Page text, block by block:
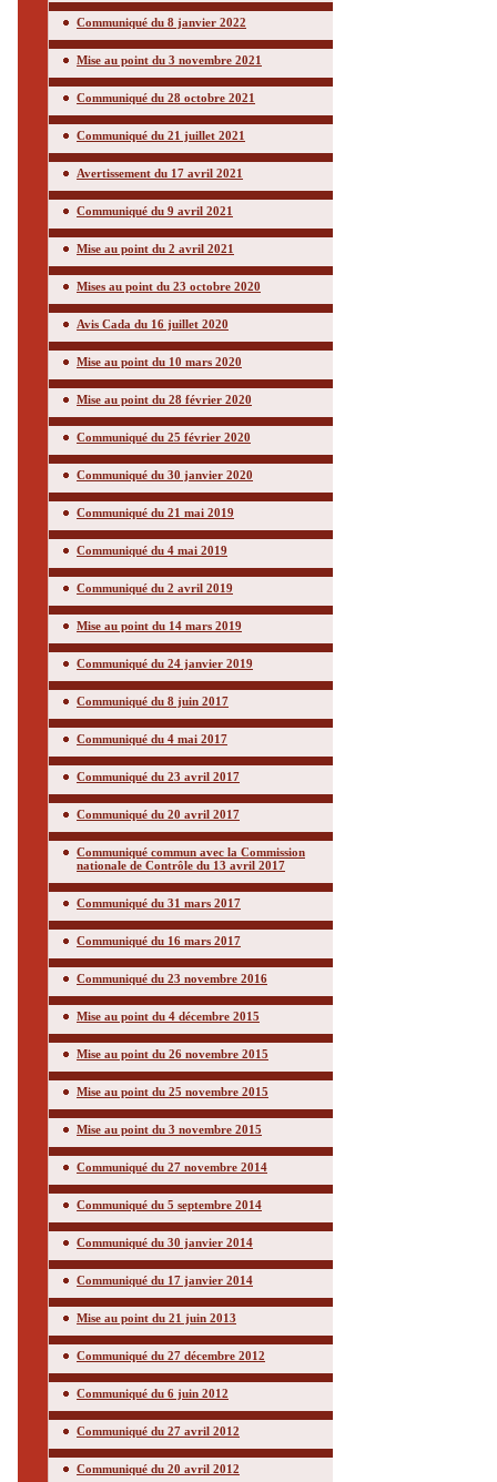
Communiqué du 8 janvier 2022
Mise au point du 3 novembre 2021
Communiqué du 28 octobre 2021
Communiqué du 21 juillet 2021
Avertissement du 17 avril 2021
Communiqué du 9 avril 2021
Mise au point du 2 avril 2021
Mises au point du 23 octobre 2020
Avis Cada du 16 juillet 2020
Mise au point du 10 mars 2020
Mise au point du 28 février 2020
Communiqué du 25 février 2020
Communiqué du 30 janvier 2020
Communiqué du 21 mai 2019
Communiqué du 4 mai 2019
Communiqué du 2 avril 2019
Mise au point du 14 mars 2019
Communiqué du 24 janvier 2019
Communiqué du 8 juin 2017
Communiqué du 4 mai 2017
Communiqué du 23 avril 2017
Communiqué du 20 avril 2017
Communiqué commun avec la Commission
nationale de Contrôle du 13 avril 2017
Communiqué du 31 mars 2017
Communiqué du 16 mars 2017
Communiqué du 23 novembre 2016
Mise au point du 4 décembre 2015
Mise au point du 26 novembre 2015
Mise au point du 25 novembre 2015
Mise au point du 3 novembre 2015
Communiqué du 27 novembre 2014
Communiqué du 5 septembre 2014
Communiqué du 30 janvier 2014
Communiqué du 17 janvier 2014
Mise au point du 21 juin 2013
Communiqué du 27 décembre 2012
Communiqué du 6 juin 2012
Communiqué du 27 avril 2012
Communiqué du 20 avril 2012